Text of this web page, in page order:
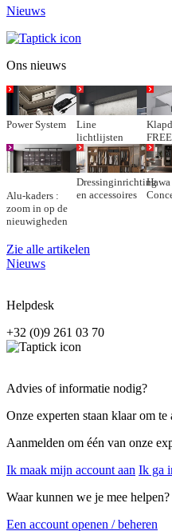
Nieuws
Ons nieuws
Power System
Line
lichtlijsten
Alu-kaders :
zoom in op de
nieuwigheden
Dressinginrichting
en accessoires
Zie alle artikelen
Nieuws
Helpdesk
+32 (0)9 261 03 70
Advies of informatie nodig?
Onze experten staan klaar om te
Aanmelden om één van onze
Ik maak mijn account aan Ik ga
Waar kunnen we je mee helpen?
Een account openen / beheren